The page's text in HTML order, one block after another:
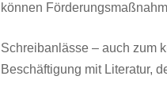
können
Schreibanlässe – auch zum
Beschäftigung mit Literatur,